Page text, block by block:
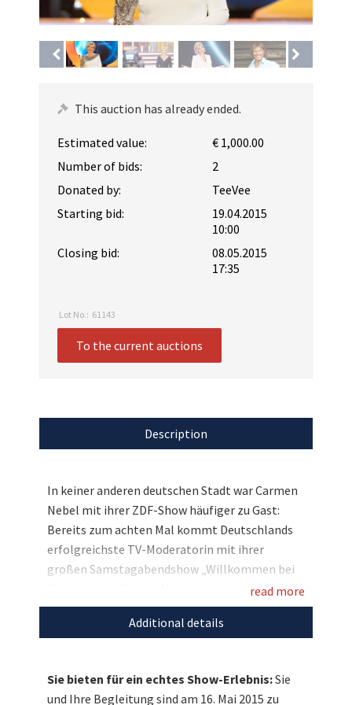
This auction has already ended.
Estimated value:
€ 1,000.00
Number of bids:
2
Donated by:
TeeVee
Starting bid:
19.04.2015
10:00
Closing bid:
08.05.2015
17:35
Lot No.: 61143
To the current auctions
Description
In keiner anderen deutschen Stadt war Carmen
Nebel mit ihrer ZDF-Show häufiger zu Gast:
Bereits zum achten Mal kommt Deutschlands
erfolgreichste TV-Moderatorin mit ihrer
großen Samstagabendshow „Willkommen bei
Carmen Nebel“ nach Magdeburg. Am Samstag,
16. Mai 2015 präsentiert Carmen Nebel das ZDF-
Show-Event live aus der GETEC-Arena. Auch hier
haben sich bereits Andreas Gabalier, Santiano
read more
Additional details
Sie bieten für ein echtes Show-Erlebnis:Sie
und Ihre Begleitung sind am 16. Mai 2015 zu